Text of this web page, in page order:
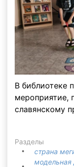
В библиотеке
мероприятие,
славянскому
Разделы
страна
модельная